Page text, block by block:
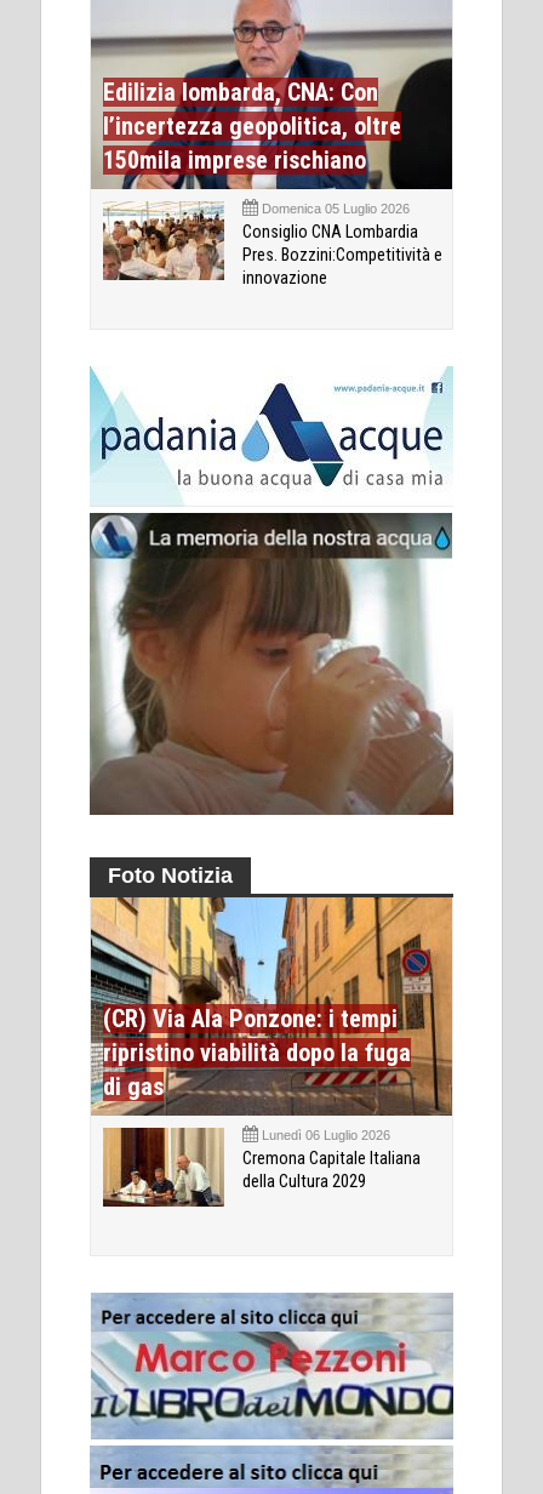
Edilizia lombarda, CNA: Con
l’incertezza geopolitica, oltre
150mila imprese rischiano
Domenica 05 Luglio 2026
Consiglio CNA Lombardia
Pres. Bozzini:Competitività e
innovazione
Foto Notizia
(CR) Via Ala Ponzone: i tempi
ripristino viabilità dopo la fuga
di gas
Lunedì 06 Luglio 2026
Cremona Capitale Italiana
della Cultura 2029